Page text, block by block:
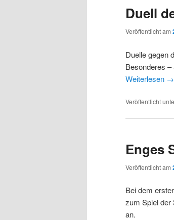
Duell
Veröffentlicht am
Duelle gegen
Besonderes
Weiterlesen →
Veröffentlicht
Enges
Veröffentlicht am
Bei dem
zum Spiel der
an.